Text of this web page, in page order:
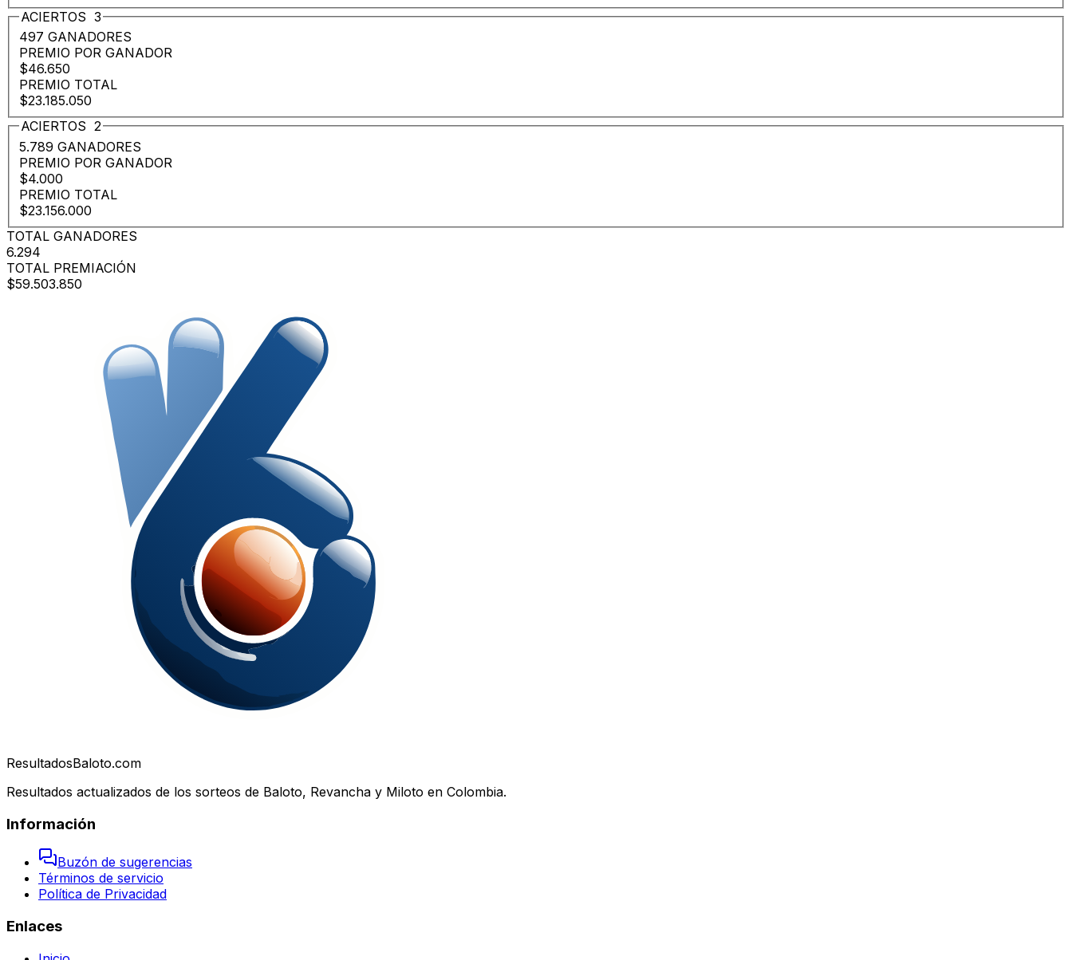
ACIERTOS 3
497 GANADORES
PREMIO POR GANADOR
$46.650
PREMIO TOTAL
$23.185.050
ACIERTOS 2
5.789 GANADORES
PREMIO POR GANADOR
$4.000
PREMIO TOTAL
$23.156.000
TOTAL GANADORES
6.294
TOTAL PREMIACIÓN
$59.503.850
ResultadosBaloto.com
Resultados actualizados de los sorteos de Baloto, Revancha y Miloto en Colombia.
Información
Buzón de sugerencias
Términos de servicio
Política de Privacidad
Enlaces